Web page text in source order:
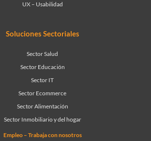
UX – Usabilidad
Soluciones Sectoriales
Sector Salud
Sector Educación
Sector IT
Sector Ecommerce
Sector Alimentación
Sector Inmobiliario y del hogar
Empleo – Trabaja con nosotros